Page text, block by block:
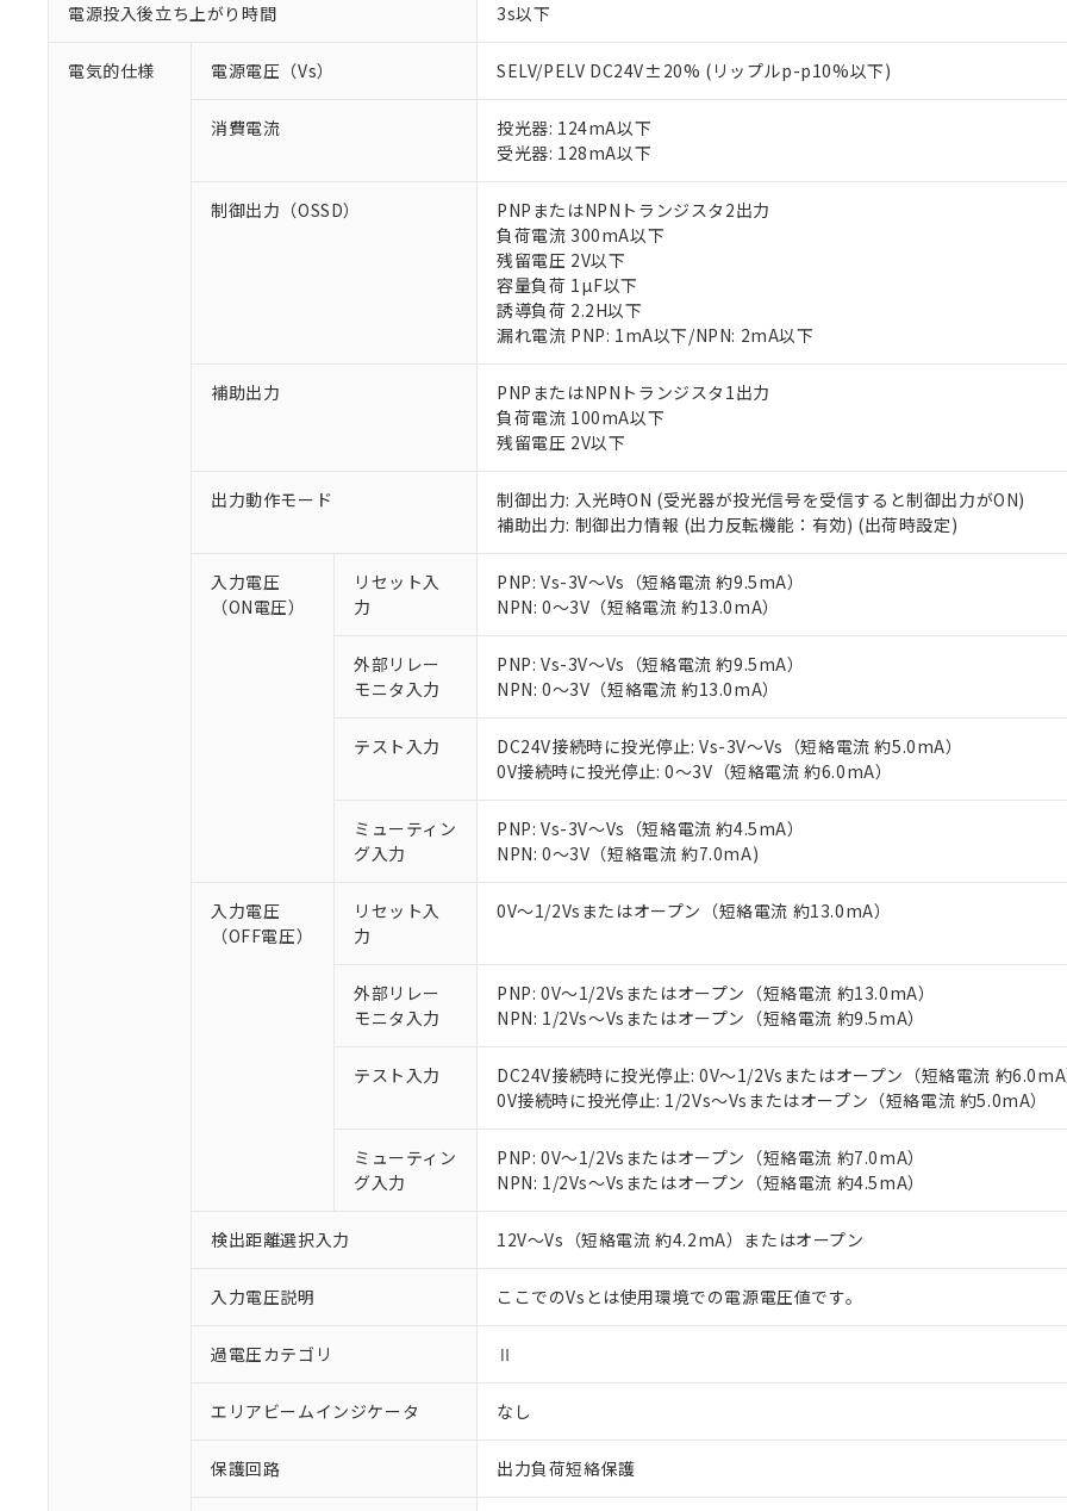
電源投入後立ち上がり時間 3s以下
電気的仕様 電源電圧（Vs） SELV/PELV DC24V±20% (リップルp-p10%以下)
消費電流
投光器: 124mA以下
受光器: 128mA以下
制御出力（OSSD）
PNPまたはNPNトランジスタ2出力
負荷電流 300mA以下
残留電圧 2V以下
容量負荷 1µF以下
誘導負荷 2.2H以下
漏れ電流 PNP: 1mA以下/NPN: 2mA以下
補助出力
PNPまたはNPNトランジスタ1出力
負荷電流 100mA以下
残留電圧 2V以下
出力動作モード
制御出力: 入光時ON (受光器が投光信号を受信すると制御出力がON)
補助出力: 制御出力情報 (出力反転機能：有効) (出荷時設定)
入力電圧
（ON電圧）
リセット入
力
PNP: Vs-3V～Vs（短絡電流 約9.5mA）
NPN: 0～3V（短絡電流 約13.0mA）
外部リレー
モニタ入力
PNP: Vs-3V～Vs（短絡電流 約9.5mA）
NPN: 0～3V（短絡電流 約13.0mA）
テスト入力
DC24V接続時に投光停止: Vs-3V～Vs（短絡電流 約5.0mA）
0V接続時に投光停止: 0～3V（短絡電流 約6.0mA）
ミューティン
グ入力
PNP: Vs-3V～Vs（短絡電流 約4.5mA）
NPN: 0～3V（短絡電流 約7.0mA)
入力電圧
（OFF電圧）
リセット入
力
0V～1/2Vsまたはオープン（短絡電流 約13.0mA）
外部リレー
モニタ入力
PNP: 0V～1/2Vsまたはオープン（短絡電流 約13.0mA）
NPN: 1/2Vs～Vsまたはオープン（短絡電流 約9.5mA）
テスト入力
DC24V接続時に投光停止: 0V～1/2Vsまたはオープン（短絡電流 約6.0mA
0V接続時に投光停止: 1/2Vs～Vsまたはオープン（短絡電流 約5.0mA）
ミューティン
グ入力
PNP: 0V～1/2Vsまたはオープン（短絡電流 約7.0mA）
NPN: 1/2Vs～Vsまたはオープン（短絡電流 約4.5mA）
検出距離選択入力 12V～Vs（短絡電流 約4.2mA）またはオープン
入力電圧説明 ここでのVsとは使用環境での電源電圧値です。
過電圧カテゴリ Ⅱ
エリアビームインジケータ なし
保護回路 出力負荷短絡保護
ご利用条件
以下の条件をお読みいただき、同意のうえご利用ください。
くものです。
当社制御機器事業取扱商品の中には、本サービスの対象外となる商品もあること
在庫状況および標準価格照会結果は、記載している更新日時点での社内データに
のであり、閲覧された時点での実際の在庫および標準価格とは異なる場合があるこ
い。
正式な納期状況および標準価格はお客様のお取引先、またはお客様担当のオムロ
当社販売員にご相談ください。
オムロン制御機器販売店や当社販売拠点は「販売ネットワーク
マイパーツ機能（部品リスト作成サービス）をご利用いただくには、I-Webメンバ
ている必要があります。
が、当社の製品・サービスに関するお客様との取引・商談に必要な範囲で利用する
※当社の共同利用者とは、"個人情報の共同利用に関して"
の「1.共同利用者の
いる法人を指します。
※1 対応状況
対応済み：EU RoHS指令（10物質）の非含有に対応した製品が提供可能な商品です
対応予定：EU RoHS指令（10物質）の非含有に対応した製品に切り替える予定のある商
対応予定なし：EU RoHS指令（10物質）の非含有に非対応の商品で、対応品を出す予
調査・確認中：EU RoHS指令（10物質）の非含有の対応状況を調査中または確認中の商
非該当品：ライセンス料など無形物で、有害物質有無と関係のない商品です。
仕入先様の事情により、非含有部品としていたものが、含有品と判明した場合などやむ
鉛(Pb) 1000ppm以下、 水銀(Hg) 1000ppm以下、 カドミウム(Cd) 100ppm以下、
六価クロム(Cr(Ⅵ)) 1000ppm以下、ポリ臭化ビフェニル類(PBB) 1000ppm以下、ポリ臭化ジフェニルエーテル類
フタル酸ビス(2-エチルヘキシル) (DEHP)(別名：DOP) 1000ppm以下、フタル酸ブチルベンジル（BBP）
ル（DBP） 1000ppm以下、フタル酸ジイソブチル (DIBP) 1000ppm以下
但し、RoHS指令で産業用監視および制御機器に対する適用除外項目は除く。
フタル酸エステル類の４物質については閾値を超える意図的な使用がないことを確認しています。
※2 対応予定月
EU RoHS指令（10物質）の非含有証明書
51物質の非含有証明書（当社基準）
※本証明書は発行日時点で非含有を証明するもので、過去に遡って非含有を証明するも
また、RoHS指令のフタル酸エステル類４物質の対応では、対応完了までの期間は出
混在することから備考欄に対応日を記載しておりました。
「○」：最大均質材料含有率が中国RoHSの基準値以下であることを示します。
「×」：最大均質材料含有率が中国RoHSの基準値を超えていることを示します。
「－」：未確認です。当社販売部門へお問い合わせください。
*中国RoHS10物質の基準値 (GB/T26572)：
Cr(Ⅵ)(六価クロム) : 1000ppm、 PBBs(ポリ臭化ビフェニル類) : 1000ppm、 PBDEs(ポリ臭化ジフェニルエーテ
DBP(フタル酸ジブチル) : 1000ppm、 DIBP(フタル酸ジイソブチル) : 1000ppm、 BBP(フタル酸ブチルベンジル) :
※2 環境保護使用期限
「ｅ」：有害物質（10物質）のすべてが基準値以下であることを示します。
「10」：通常の使用状況下において有害物質が外部に漏えいし、環境に深刻な影響を及
「－」：未確認です。当社販売部門へお問い合わせください。
当社は、これら貴社製品のうち、外国為替および外国貿易法に定める商品（以下｢
う）を輸出または国外への提供する場合は、日本国政府の輸出許可(または役務取
などの必要な手続きをとります。
当社は規制貨物を破棄する場合は、完全に破砕するなど、違法に輸出されないよ
ます。
当社は貴社製品を、核兵器、ミサイル、化学兵器、生物兵器またはその他武器並び
置等に一切使用いたしません。
当社は、貴社製品を第三者に販売する場合は、上記1、2および3の内容を当該第三
また当社は、販売先および販売に係わる関係者が違法に輸出するおそれがある場
たしません。
合意する
○ 一定数以上の在庫あり
△ 一定数には満たないが在庫あり
在庫なし(最新の在庫状況については、お客様のお取引先、またはお客様担当
機器販売店・当社販売員にご確認ください)
白
受注生産機種、また在庫状況の情報を公開していない機種